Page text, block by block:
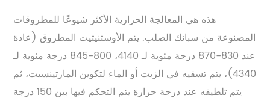
هذه هي المعالجة الحرارية الأكثر شيوعًا للمطروقات
المصنوعة من سبائك الصلب. يتم الأوستنيتيت المطروق (عادة
عند 830-870 درجة مئوية لـ 4140، 800-845 درجة مئوية لـ
4340)، يتم تسقيه في الزيت أو الماء لتكوين المارتينسيت، ثم
يتم تلطيفه عند درجة حرارة يتم التحكم فيها بين 150 درجة